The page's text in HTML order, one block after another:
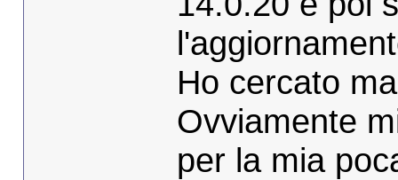
Ho cercato
Ovviamente
per la mia